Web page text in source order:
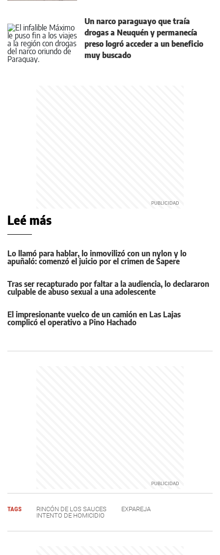
Un narco paraguayo que traía
drogas a Neuquén y permanecía
preso logró acceder a un beneficio
muy buscado
Leé más
Lo llamó para hablar, lo inmovilizó con un nylon y lo
apuñaló: comenzó el juicio por el crimen de Sapere
Tras ser recapturado por faltar a la audiencia, lo declararon
culpable de abuso sexual a una adolescente
El impresionante vuelco de un camión en Las Lajas
complicó el operativo a Pino Hachado
TAGS RINCÓN DE LOS SAUCES
EXPAREJA
INTENTO DE HOMICIDIO